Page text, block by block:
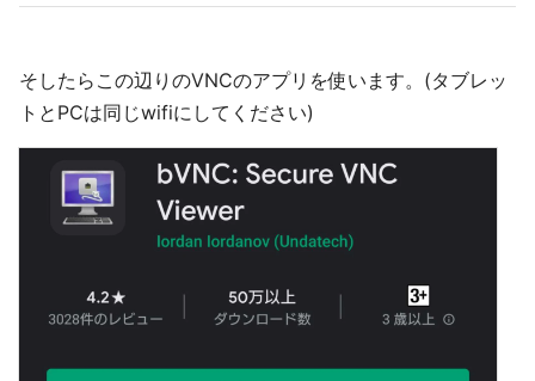
そしたらこの辺りのVNCのアプリを使います。(タブレッ
トとPCは同じwifiにしてください)